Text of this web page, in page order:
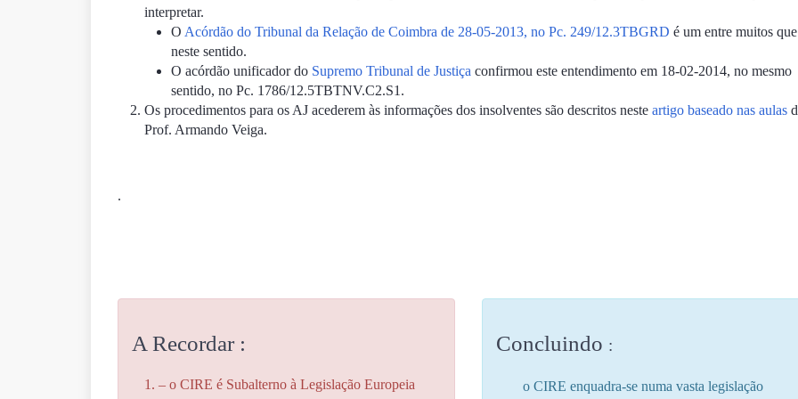
interpretar.
O Acórdão do Tribunal da Relação de Coimbra de 28-05-2013, no Pc. 249/12.3TBGRD é um entre muitos
neste sentido.
O acórdão unificador do Supremo Tribunal de Justiça confirmou este entendimento em 18-02-2014, no mesmo
sentido, no Pc. 1786/12.5TBTNV.C2.S1.
Os procedimentos para os AJ acederem às informações dos insolventes são descritos neste artigo baseado nas aulas
Prof. Armando Veiga.
.
A Recordar :
– o CIRE é Subalterno à Legislação Europeia
Concluindo :
o CIRE enquadra-se numa vasta legislação